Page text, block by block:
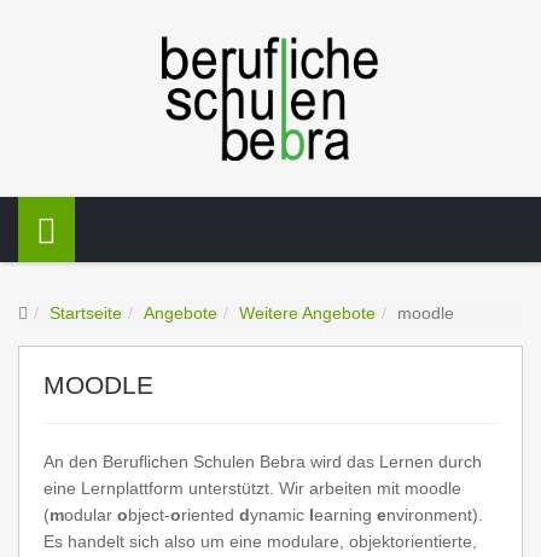
Startseite Angebote Weitere Angebote moodle
MOODLE
An den Beruflichen Schulen Bebra wird das Lernen durch
eine Lernplattform unterstützt. Wir arbeiten mit moodle
(modular object-oriented dynamic learning environment).
Es handelt sich also um eine modulare, objektorientierte,